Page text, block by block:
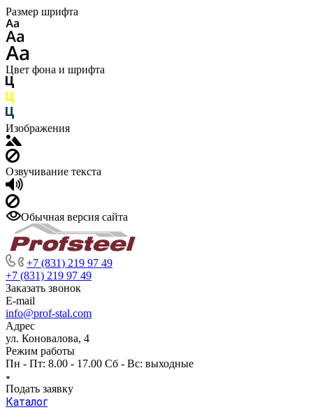
Размер шрифта
Цвет фона и шрифта
Изображения
Озвучивание текста
Обычная версия сайта
+7 (831) 219 97 49
+7 (831) 219 97 49
Заказать звонок
E-mail
info@prof-stal.com
Адрес
ул. Коновалова, 4
Режим работы
Пн - Пт: 8.00 - 17.00 Сб - Вс: выходные
Подать заявку
Каталог